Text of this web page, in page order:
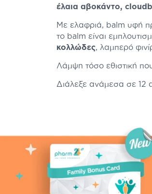
έλαια αβοκάντο,
Με ελαφριά, balm υφή
το balm είναι
κολλώδες, λαμπερό
Λάμψη τόσο εθιστική
Διάλεξε ανάμεσα σε 12